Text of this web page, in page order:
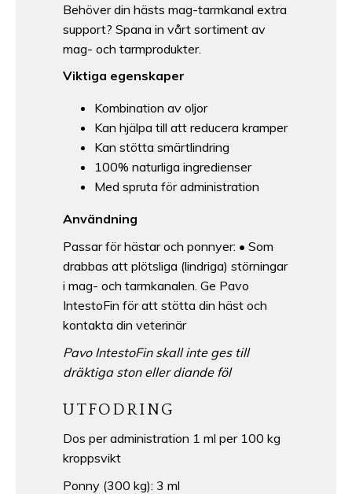
Behöver din hästs mag-tarmkanal extra
support? Spana in vårt sortiment av
mag- och tarmprodukter.
Viktiga egenskaper
Kombination av oljor
Kan hjälpa till att reducera kramper
Kan stötta smärtlindring
100% naturliga ingredienser
Med spruta för administration
Användning
Passar för hästar och ponnyer: • Som
drabbas att plötsliga (lindriga) störningar
i mag- och tarmkanalen. Ge Pavo
IntestoFin för att stötta din häst och
kontakta din veterinär
Pavo IntestoFin skall inte ges till
dräktiga ston eller diande föl
UTFODRING
Dos per administration 1 ml per 100 kg
kroppsvikt
Ponny (300 kg): 3 ml